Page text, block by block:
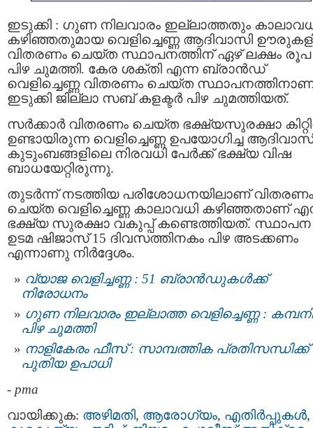
ഇടുക്കി : ഗുണ നിലവാരം ഇല്ലാത്തതും
കഴിഞ്ഞതുമായ വെളിച്ചെണ്ണ ആദിവാസി
വിതരണം ചെയ്ത സ്ഥാപനത്തിന് ഏഴ് ലക്ഷം രൂപ
പിഴ ചുമത്തി. കേര ശക്തി എന്ന ബ്രാന്‍ഡ്
വെളിച്ചെണ്ണ വിതരണം ചെയ്ത
ഇടുക്കി ജില്ലാ സബ് കളക്ടർ പിഴ ചുമത്തിയത്.
സര്‍ക്കാര്‍ വിതരണം ചെയ്ത ഭക്ഷ്യസുരക്ഷാ
ഉണ്ടായിരുന്ന വെളിച്ചെണ്ണ ഉപയോഗിച്ച
കുടുംബങ്ങളിലെ നിരവധി പേര്‍ക്ക് ഭക്ഷ്യ വിഷ
ബാധയേറ്റിരുന്നു.
തുടര്‍ന്ന് നടത്തിയ പരിശോധനയിലാണ് വിതരണം
ചെയ്ത വെളിച്ചെണ്ണ കാലാവധി കഴിഞ്ഞതാണ്
ഭക്ഷ്യ സുരക്ഷാ വകുപ്പ് കണ്ടെത്തിയത്. സ്ഥാപന
ഉടമ ഷിജാസ് 15 ദിവസത്തിനകം പിഴ അടക്കണം
എന്നാണു നിർദ്ദേശം.
വ്യാജ വെളിച്ചണ്ണ : 51 ബ്രാൻഡുകൾക്ക്
നിരോധനം
ഗുണ നിലവാരം ഇല്ലാത്ത വെളിച്ചെണ്ണ :
പിഴ ചുമത്തി
നാളികേരം ഫീസ് : സാമ്പത്തിക പ്രതിസന്ധിക്ക്
പുതിയ ഉപാധി
- pma
വായിക്കുക: അഴിമതി, ആരോഗ്യം, എതിര്‍പ്പുകള്‍,